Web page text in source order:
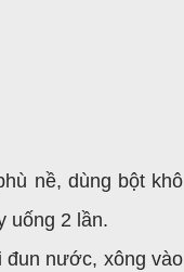
nề, dùng bột khô
uống 2 lần.
đun nước, xông vào